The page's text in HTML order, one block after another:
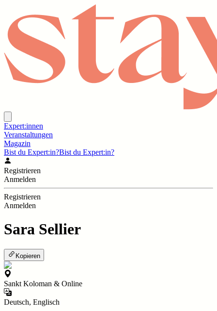
Expert:innen
Veranstaltungen
Magazin
Bist du Expert:in?Bist du Expert:in?
Registrieren
Anmelden
Registrieren
Anmelden
Sara Sellier
Kopieren
Sankt Koloman & Online
Deutsch, Englisch